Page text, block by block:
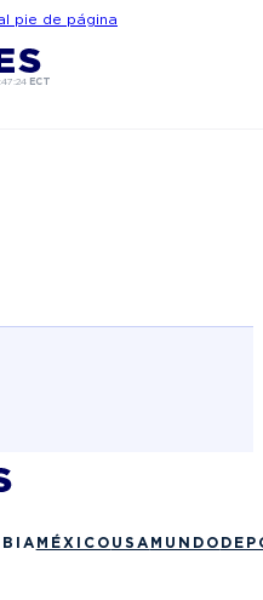
pie de página
ECT
MÉXICO USA MUNDO